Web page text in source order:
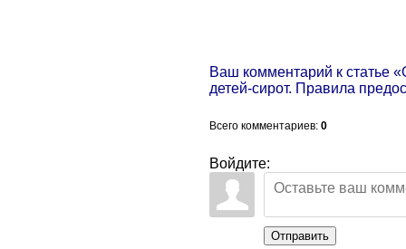
Ваш комментарий к статье
детей-сирот. Правила
Всего комментариев: 0
Войдите:
Отправить